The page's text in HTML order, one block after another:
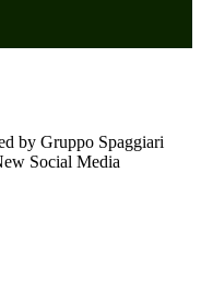
by Gruppo Spaggiari
Social Media